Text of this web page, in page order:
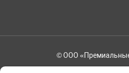
© ООО